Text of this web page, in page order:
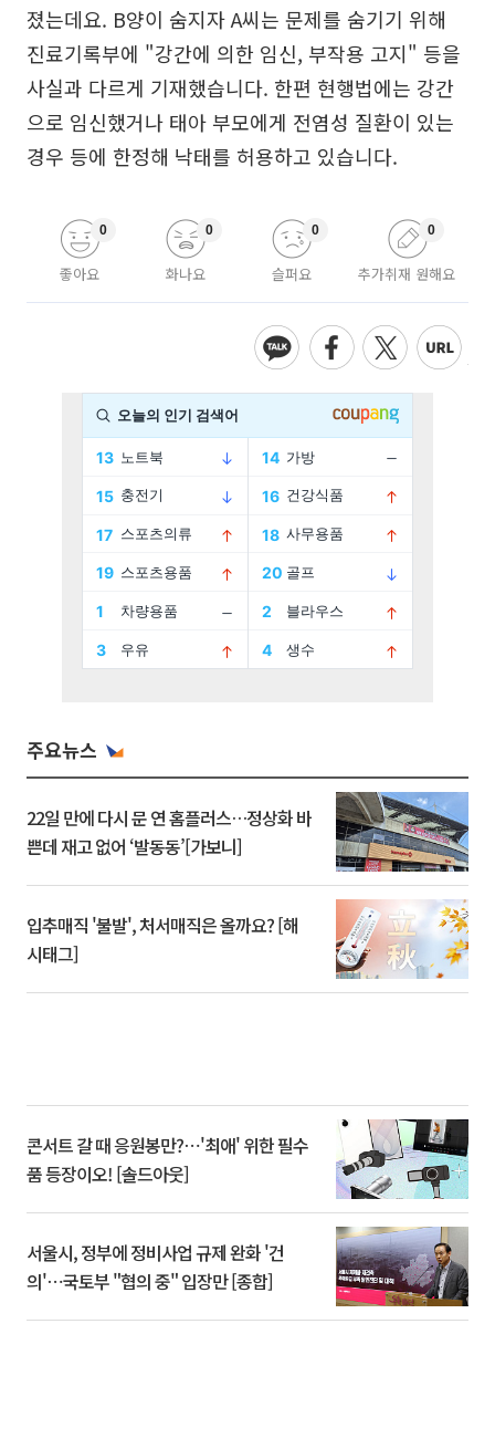
졌는데요. B양이 숨지자 A씨는 문제를 숨기기 위해
진료기록부에 "강간에 의한 임신, 부작용 고지" 등을
사실과 다르게 기재했습니다. 한편 현행법에는 강간
으로 임신했거나 태아 부모에게 전염성 질환이 있는
경우 등에 한정해 낙태를 허용하고 있습니다.
좋아요
0
화나요
0
슬퍼요
0
추가취재 원해요
0
주요뉴스
22일 만에 다시 문 연 홈플러스…정상화 바
쁜데 재고 없어 ‘발동동’[가보니]
입추매직 '불발', 처서매직은 올까요? [해
시태그]
콘서트 갈 때 응원봉만?⋯'최애' 위한 필수
품 등장이오! [솔드아웃]
서울시, 정부에 정비사업 규제 완화 '건
의'⋯국토부 "협의 중" 입장만 [종합]